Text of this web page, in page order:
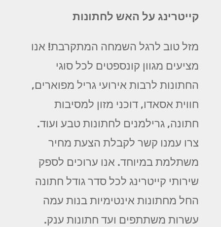
קייטרינג על האש לחתונות
מזל טוב לרגל השמחה המתקרבת! אנו
מציעים מגוון קונספטים לכל סוגי
החתונות לרבות אירועי גריל מפוארים,
חווית אסאדו, דוכני מזון למסיבות
חתונה, גרילמנים לחתונות טבע ועוד.
צרו עמנו קשר לקבלת הצעת מחיר
משתלמת במיוחד. אנו ערוכים לספק
שירותי קייטרינג לכל סדר גודל חתונה
החל מחתונות אינטימיות בנות עמה
עשרות משתתפים ועד חתונות ענק.